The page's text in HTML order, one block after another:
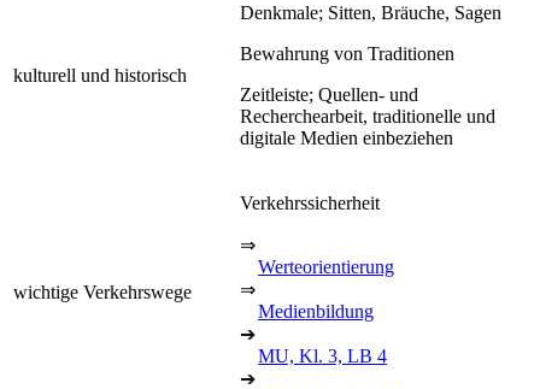
kulturell und historisch
Denkmale; Sitten, Bräuche, Sagen
Bewahrung von Traditionen
Zeitleiste; Quellen- und
Recherchearbeit, traditionelle und
digitale Medien einbeziehen
wichtige Verkehrswege
Verkehrssicherheit
⇒
Werteorientierung
⇒
Medienbildung
➔
MU, Kl. 3, LB 4
➔